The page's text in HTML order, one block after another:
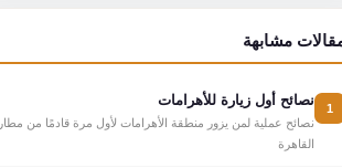
مشابهة
1 نصائح أول زيارة للأهرامات
نصائح عملية لمن يزور منطقة الأهرامات لأول مرة قادمًا من مطار
القاهرة